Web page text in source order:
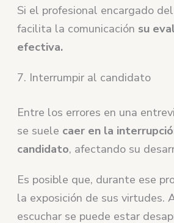
Si el profesional encargado
facilita la comunicación su
efectiva.
7. Interrumpir al candidato
Entre los errores en una
se suele caer en la
candidato, afectando su
Es posible que, durante ese
la exposición de sus virtudes.
escuchar se puede estar